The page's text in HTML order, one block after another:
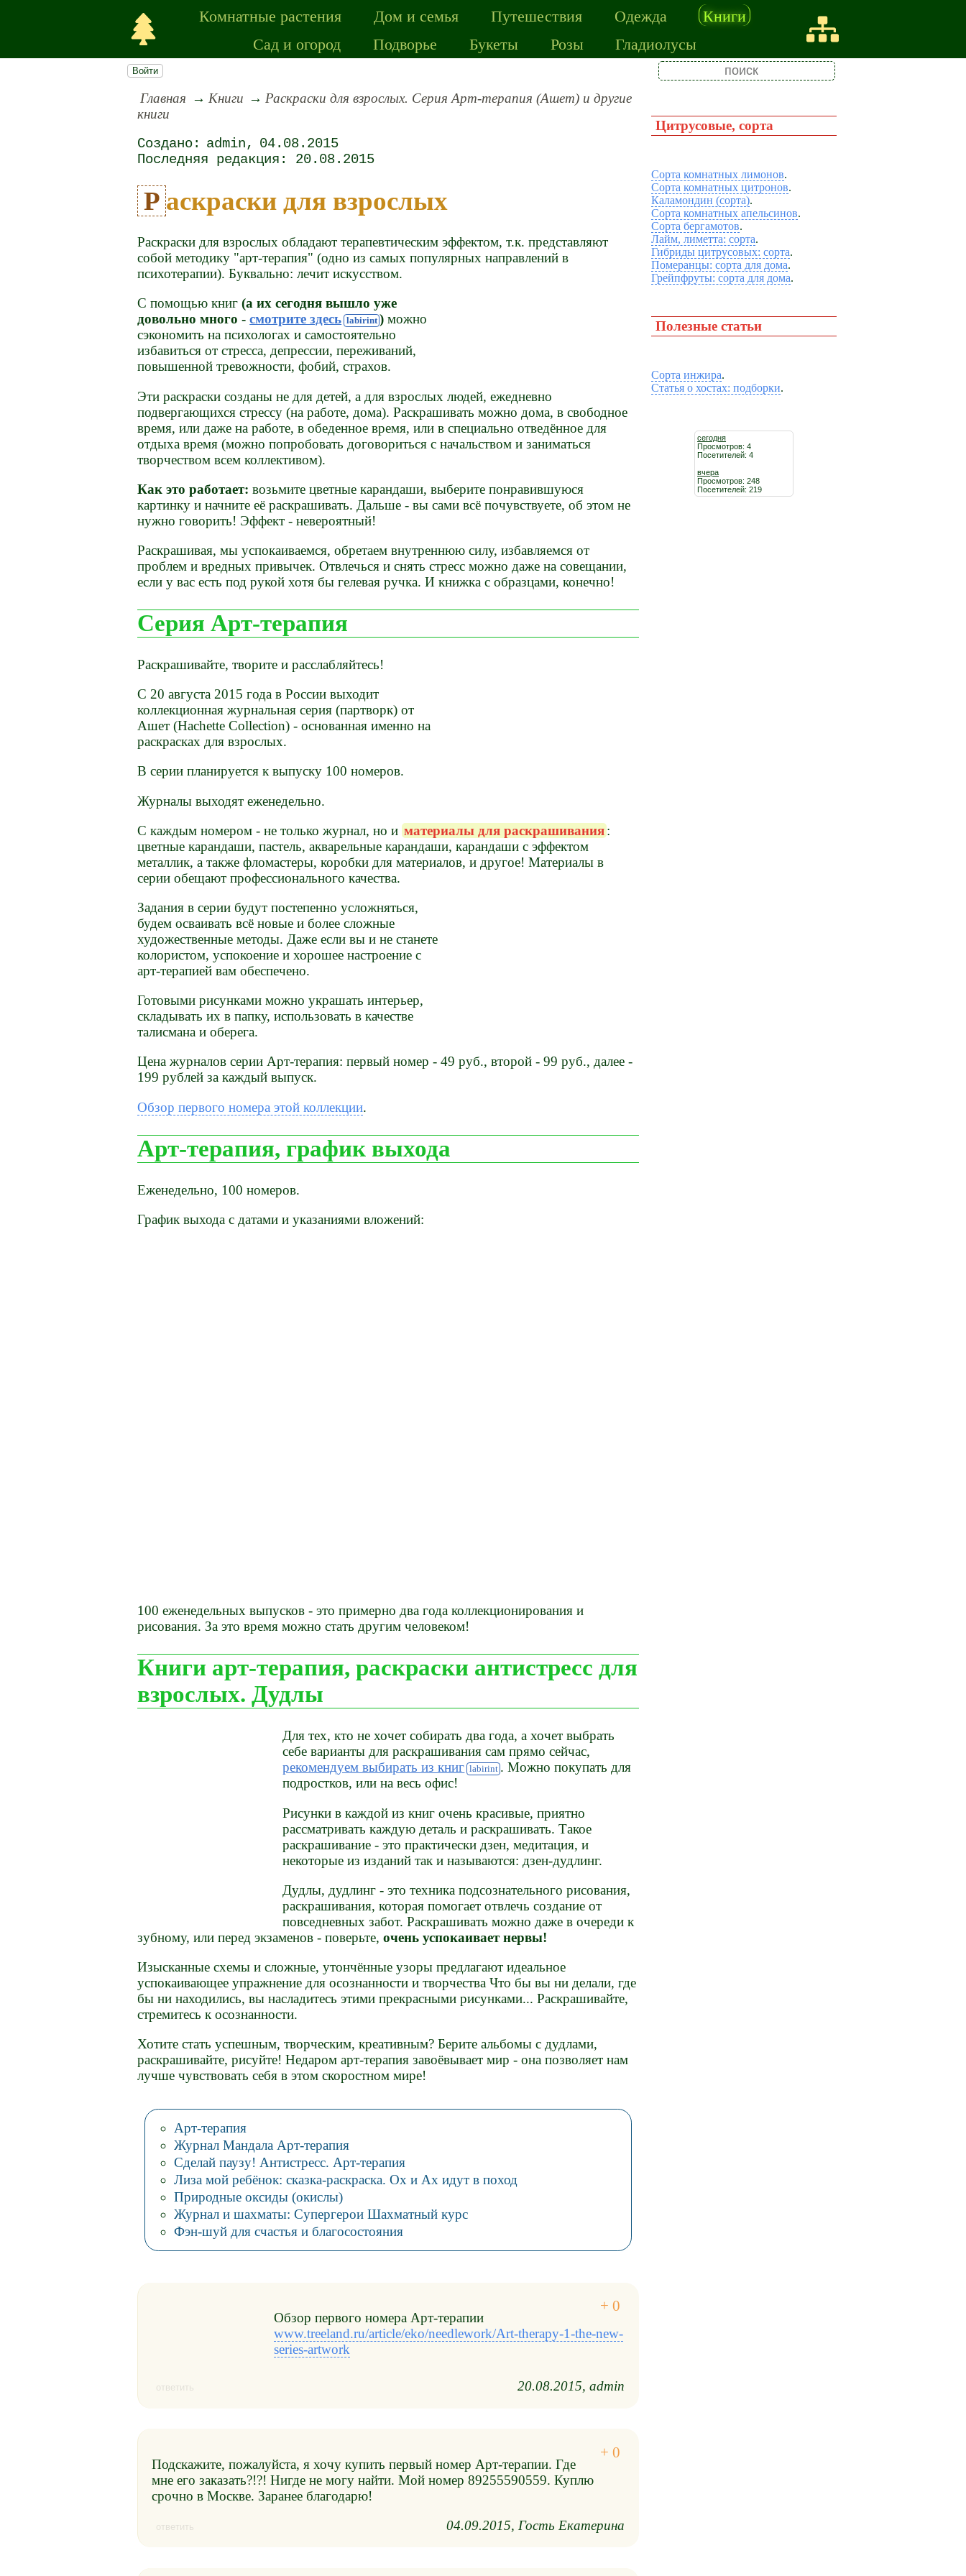
Комнатные растения Дом и семья Путешествия Одежда
Книги
Сад и огород
Подворье Букеты Розы Гладиолусы
Войти
Цитрусовые, сорта
Сорта комнатных лимонов.
Сорта комнатных цитронов.
Каламондин (сорта).
Сорта комнатных апельсинов.
Сорта бергамотов.
Лайм, лиметта: сорта.
Гибриды цитрусовых: сорта.
Померанцы: сорта для дома.
Грейпфруты: сорта для дома.
Полезные статьи
Сорта инжира.
Статья о хостах: подборки.
сегодня
Просмотров: 4
Посетителей: 4
вчера
Просмотров: 248
Посетителей: 219
Главная Книги
Раскраски для взрослых. Серия Арт-терапия (Ашет) и другие
книги
admin
04.08.2015
20.08.2015
Раскраски для взрослых
Раскраски для взрослых обладают терапевтическим эффектом, т.к. представляют
собой методику "арт-терапия" (одно из самых популярных направлений в
психотерапии). Буквально: лечит искусством.
С помощью книг(а их сегодня вышло уже
довольно много -смотрите здесь ) можно
сэкономить на психологах и самостоятельно
избавиться от стресса, депрессии, переживаний,
повышенной тревожности, фобий, страхов.
Эти раскраски созданы не для детей, а для взрослых людей, ежедневно
подвергающихся стрессу (на работе, дома). Раскрашивать можно дома, в свободное
время, или даже на работе, в обеденное время, или в специально отведённое для
отдыха время (можно попробовать договориться с начальством и заниматься
творчеством всем коллективом).
Как это работает: возьмите цветные карандаши, выберите понравившуюся
картинку и начните её раскрашивать. Дальше - вы сами всё почувствуете, об этом не
нужно говорить! Эффект - невероятный!
Раскрашивая, мы успокаиваемся, обретаем внутреннюю силу, избавляемся от
проблем и вредных привычек. Отвлечься и снять стресс можно даже на совещании,
если у вас есть под рукой хотя бы гелевая ручка. И книжка с образцами, конечно!
Серия Арт-терапия
Раскрашивайте, творите и расслабляйтесь!
С 20 августа 2015 года в России выходит
коллекционная журнальная серия (партворк) от
Ашет (Hachette Collection) - основанная именно на
раскрасках для взрослых.
В серии планируется к выпуску 100 номеров.
Журналы выходят еженедельно.
С каждым номером - не только журнал, но иматериалы для раскрашивания:
цветные карандаши, пастель, акварельные карандаши, карандаши с эффектом
металлик, а также фломастеры, коробки для материалов, и другое! Материалы в
серии обещают профессионального качества.
Задания в серии будут постепенно усложняться,
будем осваивать всё новые и более сложные
художественные методы. Даже если вы и не станете
колористом, успокоение и хорошее настроение с
арт-терапией вам обеспечено.
Готовыми рисунками можно украшать интерьер,
складывать их в папку, использовать в качестве
талисмана и оберега.
Цена журналов серии Арт-терапия: первый номер - 49 руб., второй - 99 руб., далее -
199 рублей за каждый выпуск.
Обзор первого номера этой коллекции.
Арт-терапия, график выхода
Еженедельно, 100 номеров.
График выхода с датами и указаниями вложений:
100 еженедельных выпусков - это примерно два года коллекционирования и
рисования. За это время можно стать другим человеком!
Книги арт-терапия, раскраски антистресс для
взрослых. Дудлы
Для тех, кто не хочет собирать два года, а хочет выбрать
себе варианты для раскрашивания сам прямо сейчас,
рекомендуем выбирать из книг
. Можно покупать для
подростков, или на весь офис!
Рисунки в каждой из книг очень красивые, приятно
рассматривать каждую деталь и раскрашивать. Такое
раскрашивание - это практически дзен, медитация, и
некоторые из изданий так и называются: дзен-дудлинг.
Дудлы, дудлинг - это техника подсознательного рисования,
раскрашивания, которая помогает отвлечь создание от
повседневных забот. Раскрашивать можно даже в очереди к
зубному, или перед экзаменов - поверьте,очень успокаивает нервы!
Изысканные схемы и сложные, утончённые узоры предлагают идеальное
успокаивающее упражнение для осознанности и творчества Что бы вы ни делали, где
бы ни находились, вы насладитесь этими прекрасными рисунками... Раскрашивайте,
стремитесь к осознанности.
Хотите стать успешным, творческим, креативным? Берите альбомы с дудлами,
раскрашивайте, рисуйте! Недаром арт-терапия завоёвывает мир - она позволяет нам
лучше чувствовать себя в этом скоростном мире!
Арт-терапия
Журнал Мандала Арт-терапия
Сделай паузу! Антистресс. Арт-терапия
Лиза мой ребёнок: сказка-раскраска. Ох и Ах идут в поход
Природные оксиды (окислы)
Журнал и шахматы: Супергерои Шахматный курс
Фэн-шуй для счастья и благосостояния
Обзор первого номера Арт-терапии
www.treeland.ru/article/eko/needlework/Art-therapy-1-the-new-
series-artwork
ответить 20.08.2015 admin
Подскажите, пожалуйста, я хочу купить первый номер Арт-терапии. Где
мне его заказать?!?! Нигде не могу найти. Мой номер 89255590559. Куплю
срочно в Москве. Заранее благодарю!
ответить 04.09.2015 Гость Екатерина